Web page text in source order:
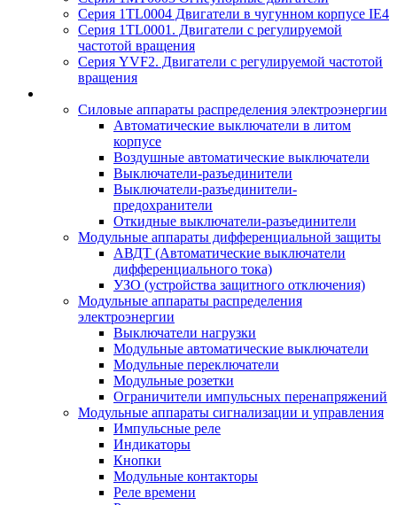
Серия 1TL0004 Двигатели в чугунном корпусе IE4
Серия 1TL0001. Двигатели с регулируемой
частотой вращения
Серия YVF2. Двигатели с регулируемой частотой
вращения
Силовые аппараты распределения электроэнергии
Автоматические выключатели в литом
корпусе
Воздушные автоматические выключатели
Выключатели-разъединители
Выключатели-разъединители-
предохранители
Откидные выключатели-разъединители
Модульные аппараты дифференциальной защиты
АВДТ (Автоматические выключатели
дифференциального тока)
УЗО (устройства защитного отключения)
Модульные аппараты распределения
электроэнергии
Выключатели нагрузки
Модульные автоматические выключатели
Модульные переключатели
Модульные розетки
Ограничители импульсных перенапряжений
Модульные аппараты сигнализации и управления
Импульсные реле
Индикаторы
Кнопки
Модульные контакторы
Реле времени